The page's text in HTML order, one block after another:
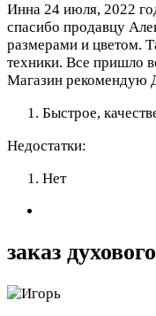
Инна 24 июля, 2022
спасибо продавцу
размерами и цветом.
техники. Все пришло
Магазин рекомендую
Быстрое,
Недостатки:
Нет
заказ